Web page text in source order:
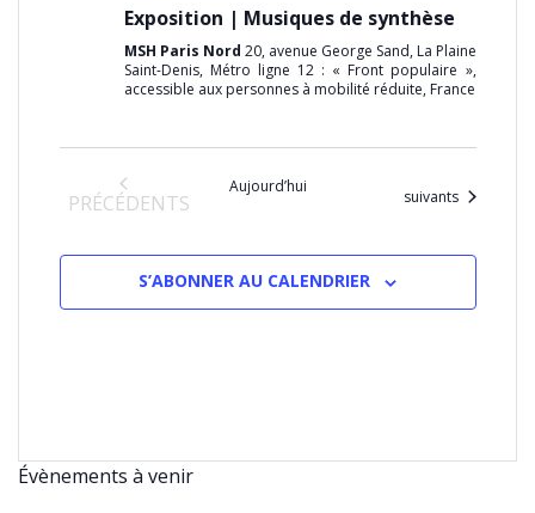
Exposition | Musiques de synthèse
MSH Paris Nord 20, avenue George Sand, La Plaine
Saint-Denis, Métro ligne 12 : « Front populaire »,
accessible aux personnes à mobilité réduite, France
ÉVÈNEMENTS
PRÉCÉDENTS
Aujourd’hui Évènements
suivants
S’ABONNER AU CALENDRIER
Évènements à venir